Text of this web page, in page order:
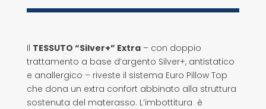
Il TESSUTO “Silver+” Extra– con doppio
trattamento a base d’argento Silver+, antistatico
e anallergico – riveste il sistema Euro Pillow Top
che dona un extra confort abbinato alla struttura
sostenuta del materasso. L’imbottitura è